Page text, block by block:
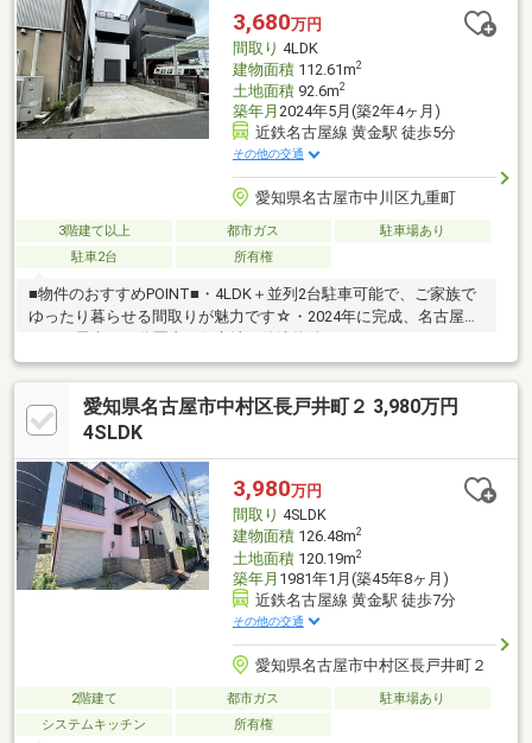
まで約550m・長良中学校まで約2750m物件の詳細・ご相談はお気
軽にお問い合わせください。
3,680万円
間取り 4LDK
建物面積112.61m2
土地面積92.6m2
築年月 2024年5月(築2年4ヶ月)
近鉄名古屋線 黄金駅 徒歩5分
その他の交通
愛知県名古屋市中川区九重町
3階建て以上 都市ガス
駐車場あり
駐車2台
所有権
■物件のおすすめPOINT■・4LDK＋並列2台駐車可能で、ご家族で
ゆったり暮らせる間取りが魅力です☆・2024年に完成、名古屋駅
LD20帖以上で3階建てのお家なので広くてゆっくりとお過ごしい
ただけます・南向きのお部屋なので日当たりも良好です！■物件
の周辺環境■・最寄りのスーパー、コンビニまでは徒歩約6分で周
辺環境も整っています！・徒歩5分圏内で2沿線以上利用可能な環
園、保育園、小学校、中学校すべて徒歩1km圏内にあるのでお子
様の通学も安心ですね☆
愛知県名古屋市中村区長戸井町２ 3,980万円
4SLDK
3,980万円
間取り 4SLDK
建物面積126.48m2
土地面積120.19m2
築年月 1981年1月(築45年8ヶ月)
近鉄名古屋線 黄金駅 徒歩7分
その他の交通
愛知県名古屋市中村区長戸井町２
2階建て 都市ガス
駐車場あり
システムキッチン
所有権